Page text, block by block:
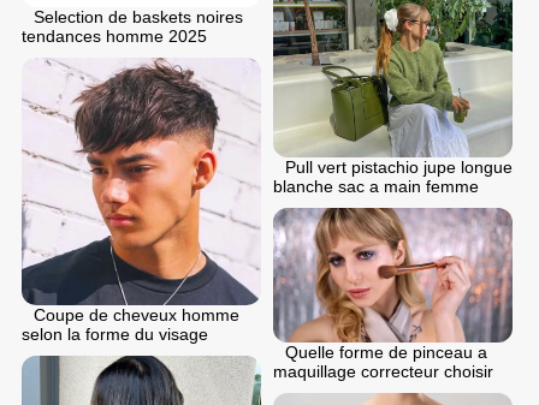
Selection de baskets noires
tendances homme 2025
Pull vert pistachio jupe longue
blanche sac a main femme
Coupe de cheveux homme
selon la forme du visage
Quelle forme de pinceau a
maquillage correcteur choisir